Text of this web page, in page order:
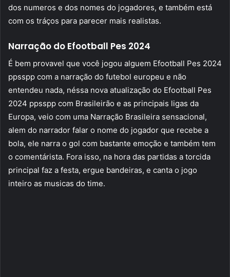
dos numeros e dos nomes do jogadores, e também está
com os tráços para parecer mais realistas.
Narração do Efootball Pes 2024
É bem provavel que você jogou alguem Efootball Pes 2024
ppsspp com a narração do futebol europeu e não
entendeu nada, néssa nova atualização do Efootball Pes
2024 ppsspp com Brasileirão e as principais ligas da
Europa, veio com uma Narração Brasileira sensacional,
alem do narrador falar o nome do jogador que recebe a
bola, ele narra o gol com bastante emoção e também tem
o comentárista. Fora isso, na hora das partidas a torcida
principal faz a festa, ergue bandeiras, e canta o jogo
inteiro as musicas do time.